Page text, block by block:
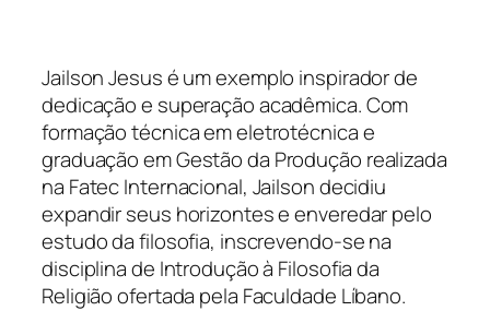
Jailson Jesus é um exemplo inspirador de
dedicação e superação acadêmica. Com
formação técnica em eletrotécnica e
graduação em Gestão da Produção realizada
na Fatec Internacional, Jailson decidiu
expandir seus horizontes e enveredar pelo
estudo da filosofia, inscrevendo-se na
disciplina de Introdução à Filosofia da
Religião ofertada pela Faculdade Líbano.